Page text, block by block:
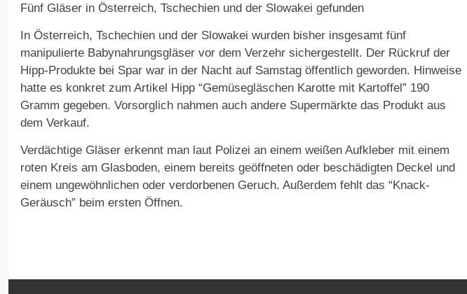
Fünf Gläser in Österreich, Tschechien und der Slowakei gefunden
In Österreich, Tschechien und der Slowakei wurden bisher insgesamt fünf
manipulierte Babynahrungsgläser vor dem Verzehr sichergestellt. Der Rückruf der
Hipp-Produkte bei Spar war in der Nacht auf Samstag öffentlich geworden. Hinweise
hatte es konkret zum Artikel Hipp “Gemüsegläschen Karotte mit Kartoffel” 190
Gramm gegeben. Vorsorglich nahmen auch andere Supermärkte das Produkt aus
dem Verkauf.
Verdächtige Gläser erkennt man laut Polizei an einem weißen Aufkleber mit einem
roten Kreis am Glasboden, einem bereits geöffneten oder beschädigten Deckel und
einem ungewöhnlichen oder verdorbenen Geruch. Außerdem fehlt das “Knack-
Geräusch” beim ersten Öffnen.